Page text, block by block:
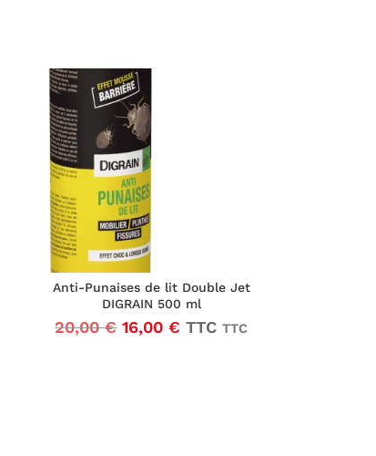
Anti-Punaises de lit Double Jet
DIGRAIN 500 ml
20,00€ Le
16,00€ Le
TTC TTC